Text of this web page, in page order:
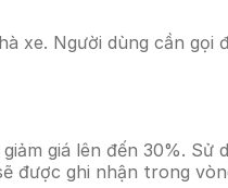
xe. Người dùng cần gọi
giá lên đến 30%. Sử
được ghi nhận trong